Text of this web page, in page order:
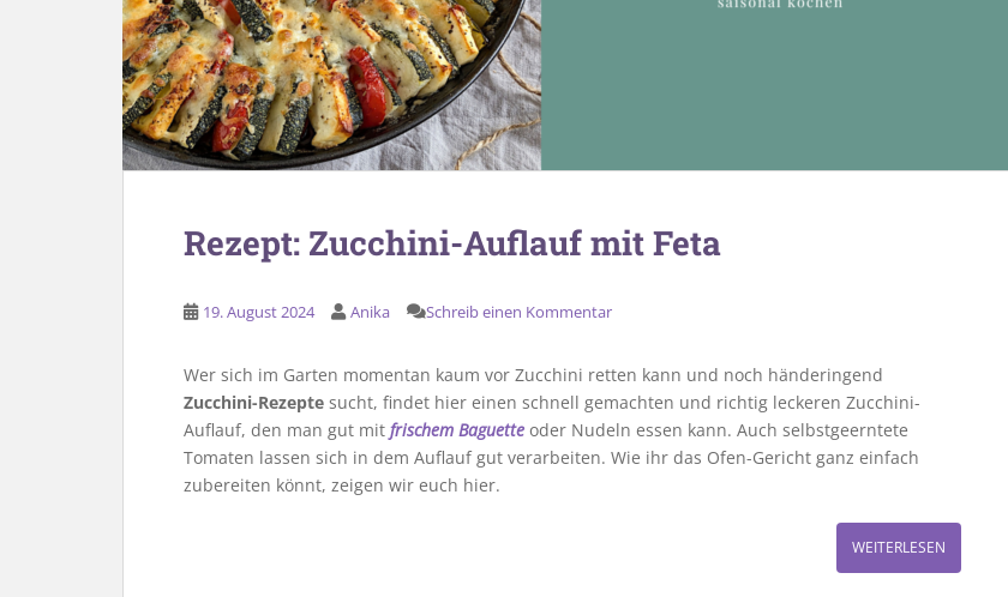
Rezept: Zucchini-Auflauf mit Feta
19. August 2024 Anika Schreib einen Kommentar
Wer sich im Garten momentan kaum vor Zucchini retten kann und noch händeringend
Zucchini-Rezepte sucht, findet hier einen schnell gemachten und richtig leckeren Zucchini-
Auflauf, den man gut mit frischem Baguette oder Nudeln essen kann. Auch selbstgeerntete
Tomaten lassen sich in dem Auflauf gut verarbeiten. Wie ihr das Ofen-Gericht ganz einfach
zubereiten könnt, zeigen wir euch hier.
WEITERLESEN